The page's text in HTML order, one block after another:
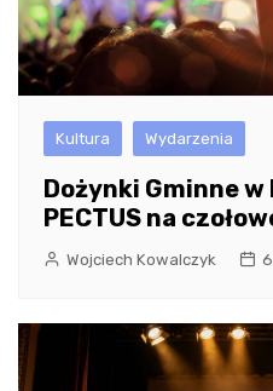
Kultura Wydarzenia
Dożynki Gminne
PECTUS na
Wojciech Kowalczyk